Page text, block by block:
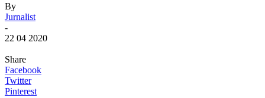
By
Jurnalist
-
22 04 2020
Share
Facebook
Twitter
Pinterest